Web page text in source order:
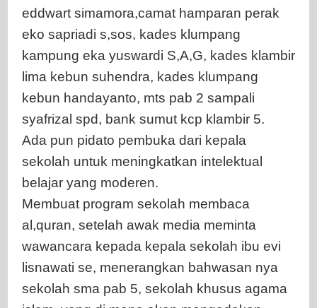
eddwart simamora,camat hamparan perak
eko sapriadi s,sos, kades klumpang
kampung eka yuswardi S,A,G, kades klambir
lima kebun suhendra, kades klumpang
kebun handayanto, mts pab 2 sampali
syafrizal spd, bank sumut kcp klambir 5.
Ada pun pidato pembuka dari kepala
sekolah untuk meningkatkan intelektual
belajar yang moderen.
Membuat program sekolah membaca
al,quran, setelah awak media meminta
wawancara kepada kepala sekolah ibu evi
lisnawati se, menerangkan bahwasan nya
sekolah sma pab 5, sekolah khusus agama